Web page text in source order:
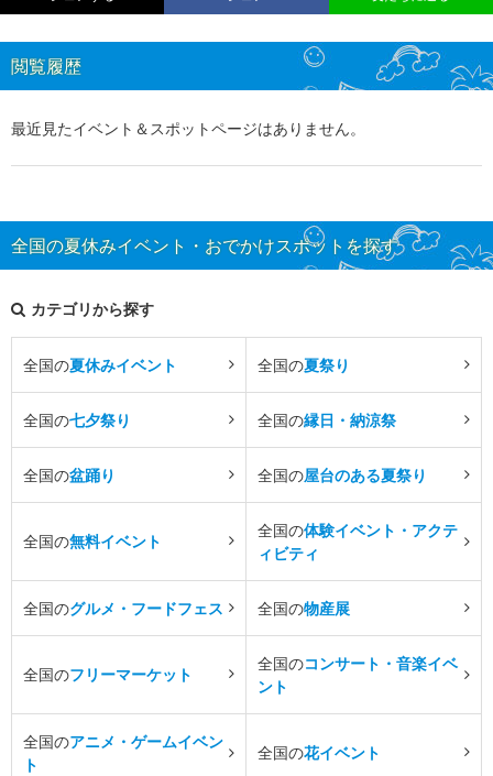
閲覧履歴
最近見たイベント＆スポットページはありません。
全国の夏休みイベント・おでかけスポットを探す
カテゴリから探す
全国の夏休みイベント 全国の夏祭り
全国の七夕祭り 全国の縁日・納涼祭
全国の盆踊り 全国の屋台のある夏祭り
全国の無料イベント
全国の体験イベント・アクテ
ィビティ
全国のグルメ・フードフェス 全国の物産展
全国のフリーマーケット
全国のコンサート・音楽イベ
ント
全国のアニメ・ゲームイベン
ト
全国の花イベント